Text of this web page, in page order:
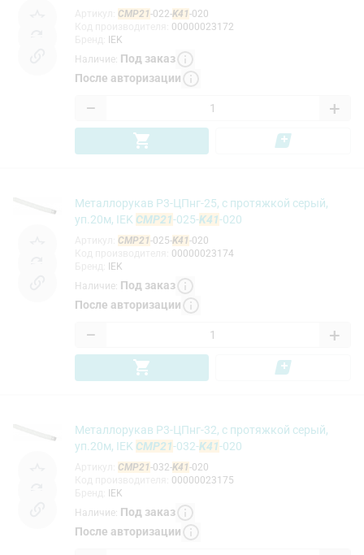
CMP21-022-K41-020
00000023172
IEK
Наличие: Под заказ
После авторизации
− +
Металлорукав Р3-ЦПнг-25, с протяжкой серый,
уп.20м, IEK CMP21-025-K41-020
CMP21-025-K41-020
00000023174
IEK
Наличие: Под заказ
После авторизации
− +
Металлорукав Р3-ЦПнг-32, с протяжкой серый,
уп.20м, IEK CMP21-032-K41-020
CMP21-032-K41-020
00000023175
IEK
Наличие: Под заказ
После авторизации